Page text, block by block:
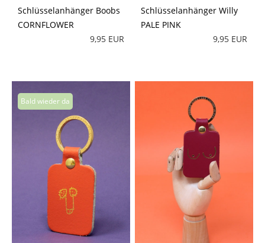
Schlüsselanhänger Boobs
CORNFLOWER
9,95 EUR
Schlüsselanhänger Willy
PALE PINK
9,95 EUR